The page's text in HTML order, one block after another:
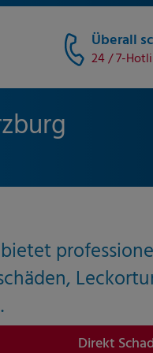
Überall
24 / 7-
.
Direkt